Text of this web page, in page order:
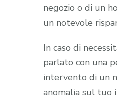
negozio o di un
un notevole
In caso di
parlato con una
intervento di un
anomalia sul tuo